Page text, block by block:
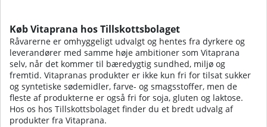
Køb Vitaprana hos Tillskottsbolaget
Råvarerne er omhyggeligt udvalgt og hentes fra dyrkere og
leverandører med samme høje ambitioner som Vitaprana
selv, når det kommer til bæredygtig sundhed, miljø og
fremtid. Vitapranas produkter er ikke kun fri for tilsat sukker
og syntetiske sødemidler, farve- og smagsstoffer, men de
fleste af produkterne er også fri for soja, gluten og laktose.
Hos os hos Tillskottsbolaget finder du et bredt udvalg af
produkter fra Vitaprana.